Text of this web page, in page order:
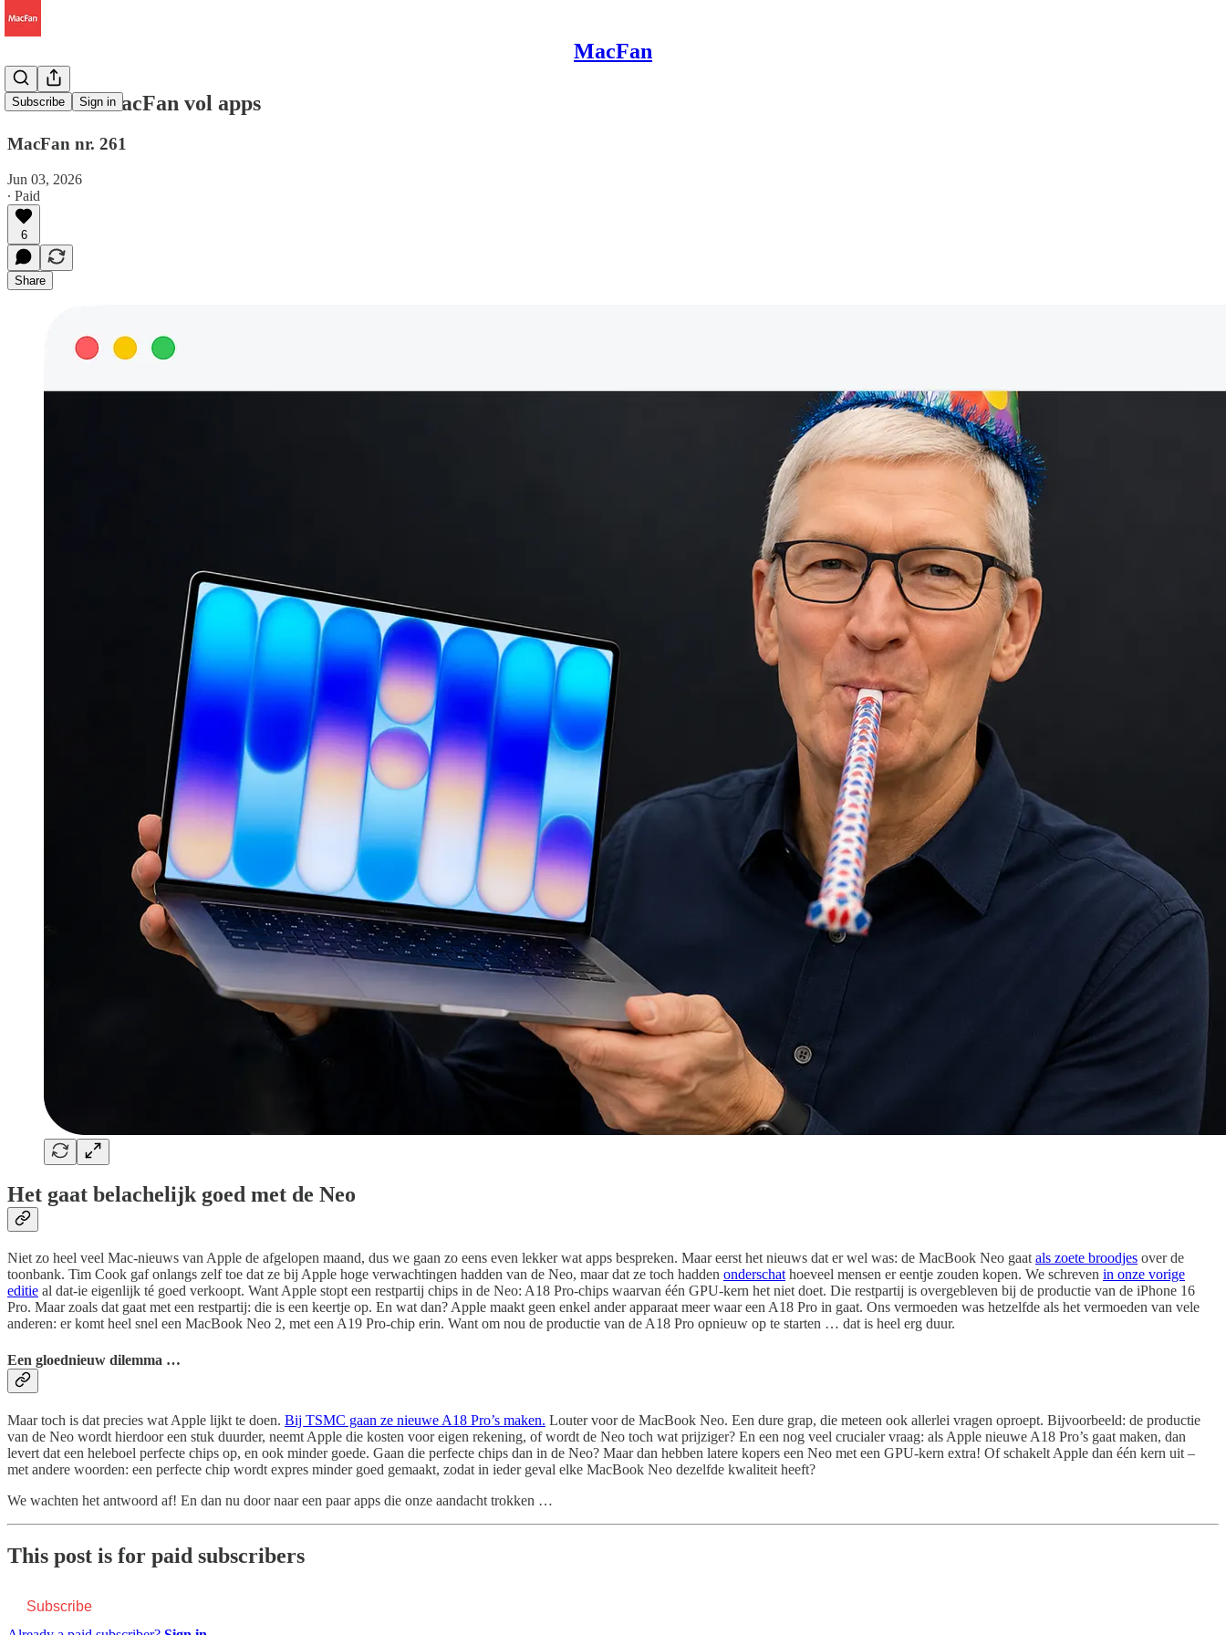
MacFan
Subscribe Sign in
Een vette MacFan vol apps
MacFan nr. 261
Jun 03, 2026
∙ Paid
6
Share
Het gaat belachelijk goed met de Neo
Niet zo heel veel Mac-nieuws van Apple de afgelopen maand, dus we gaan zo eens even lekker wat apps bespreken. Maar eerst het nieuws dat er wel was: de MacBook Neo gaat als zoete broodjes over de
toonbank. Tim Cook gaf onlangs zelf toe dat ze bij Apple hoge verwachtingen hadden van de Neo, maar dat ze toch hadden onderschat hoeveel mensen er eentje zouden kopen. We schreven in onze vorige
editie al dat-ie eigenlijk té goed verkoopt. Want Apple stopt een restpartij chips in de Neo: A18 Pro-chips waarvan één GPU-kern het niet doet. Die restpartij is overgebleven bij de productie van de iPhone 16
Pro. Maar zoals dat gaat met een restpartij: die is een keertje op. En wat dan? Apple maakt geen enkel ander apparaat meer waar een A18 Pro in gaat. Ons vermoeden was hetzelfde als het vermoeden van vele
anderen: er komt heel snel een MacBook Neo 2, met een A19 Pro-chip erin. Want om nou de productie van de A18 Pro opnieuw op te starten … dat is heel erg duur.
Een gloednieuw dilemma …
Maar toch is dat precies wat Apple lijkt te doen. Bij TSMC gaan ze nieuwe A18 Pro’s maken. Louter voor de MacBook Neo. Een dure grap, die meteen ook allerlei vragen oproept. Bijvoorbeeld: de productie
van de Neo wordt hierdoor een stuk duurder, neemt Apple die kosten voor eigen rekening, of wordt de Neo toch wat prijziger? En een nog veel crucialer vraag: als Apple nieuwe A18 Pro’s gaat maken, dan
levert dat een heleboel perfecte chips op, en ook minder goede. Gaan die perfecte chips dan in de Neo? Maar dan hebben latere kopers een Neo met een GPU-kern extra! Of schakelt Apple dan één kern uit –
met andere woorden: een perfecte chip wordt expres minder goed gemaakt, zodat in ieder geval elke MacBook Neo dezelfde kwaliteit heeft?
We wachten het antwoord af! En dan nu door naar een paar apps die onze aandacht trokken …
This post is for paid subscribers
Subscribe